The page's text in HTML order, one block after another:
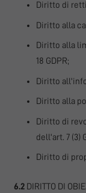
Diritto di
Diritto alla
Diritto alla
18 GDPR;
Diritto
Diritto alla
Diritto di
dell'art. 7 (3)
Diritto di
6.2DIRITTO DI